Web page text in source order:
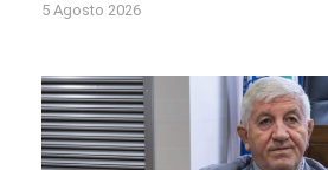
5 Agosto 2026